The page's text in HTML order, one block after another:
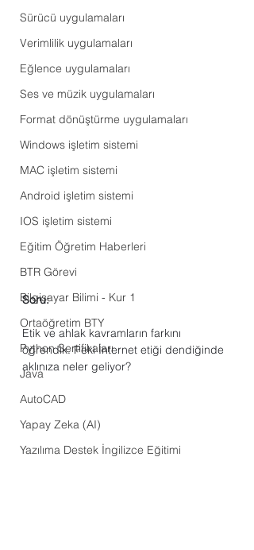
Sürücü uygulamaları
Verimlilik uygulamaları
Eğlence uygulamaları
Ses ve müzik uygulamaları
Format dönüştürme uygulamaları
Windows işletim sistemi
MAC işletim sistemi
Android işletim sistemi
IOS işletim sistemi
Eğitim Öğretim Haberleri
BTR Görevi
Bilgisayar Bilimi - Kur 1
Ortaöğretim BTY
Python Sertifikaları
Java
AutoCAD
Yapay Zeka (AI)
Yazılıma Destek İngilizce Eğitimi
Soru:
Etik ve ahlak kavramların farkını
öğrendik. Peki İnternet etiği dendiğinde
aklınıza neler geliyor?